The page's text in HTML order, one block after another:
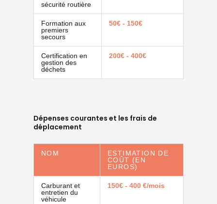
sécurité routière
Formation aux
premiers
secours
50€ - 150€
Certification en
gestion des
déchets
200€ - 400€
Dépenses courantes et les frais de
déplacement
NOM
ESTIMATION DE
COÛT (EN
EUROS)
Carburant et
entretien du
véhicule
150€ - 400 €/mois